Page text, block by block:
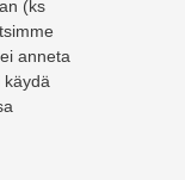
(ks
anneta
käydä